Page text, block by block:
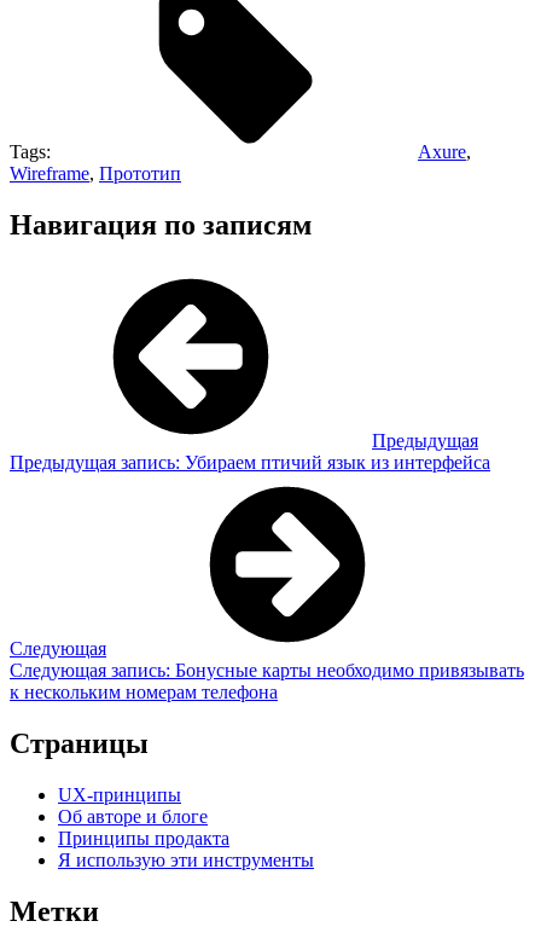
Tags: Axure,
Wireframe, Прототип
Навигация по записям
Предыдущая
Предыдущая запись: Убираем птичий язык из интерфейса
Следующая
Следующая запись: Бонусные карты необходимо привязывать
к нескольким номерам телефона
Страницы
UX-принципы
Об авторе и блоге
Принципы продакта
Я использую эти инструменты
Метки